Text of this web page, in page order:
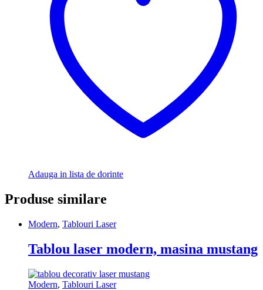
Adauga in lista de dorinte
Produse similare
Modern, Tablouri Laser
Tablou laser modern, masina mustang
Modern, Tablouri Laser